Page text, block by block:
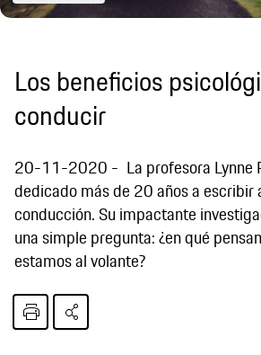
Los beneficios
conducir
20-11-2020
La profesora Lynne
dedicado más de 20 años a escribir
conducción. Su impactante
una simple pregunta: ¿en qué
estamos al volante?